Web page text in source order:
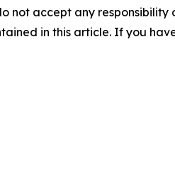
not accept any
in this article. If you